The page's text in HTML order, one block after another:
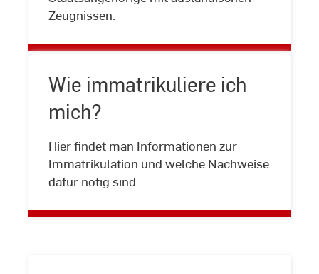
Zeugnissen.
Wie immatrikuliere ich
mich?
Hier findet man Informationen zur
Immatrikulation und welche Nachweise
dafür nötig sind
immatrikuliere